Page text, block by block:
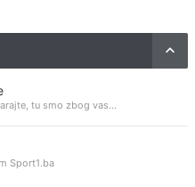
tu smo zbog vas...
Sport1.ba